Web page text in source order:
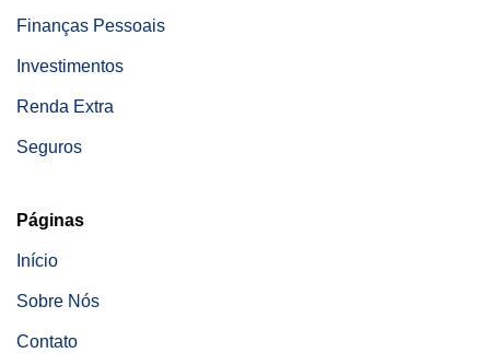
Finanças Pessoais
Investimentos
Renda Extra
Seguros
Páginas
Início
Sobre Nós
Contato